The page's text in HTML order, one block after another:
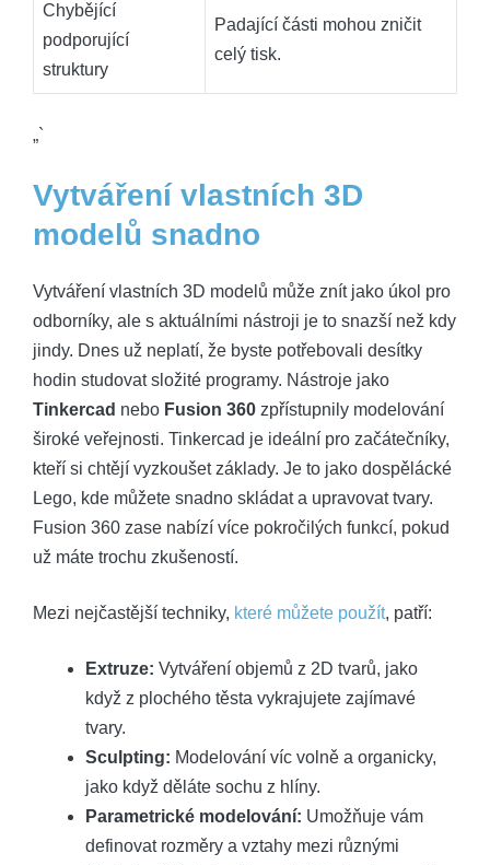
Chybějící
podporující
struktury
Padající části mohou zničit
celý tisk.
„`
Vytváření vlastních 3D
modelů snadno
Vytváření vlastních 3D modelů může znít jako úkol pro
odborníky, ale s aktuálními nástroji je to snazší než kdy
jindy. Dnes už neplatí, že byste potřebovali desítky
hodin studovat složité programy. Nástroje jako
Tinkercad nebo Fusion 360 zpřístupnily modelování
široké veřejnosti. Tinkercad je ideální pro začátečníky,
kteří si chtějí vyzkoušet základy. Je to jako dospělácké
Lego, kde můžete snadno skládat a upravovat tvary.
Fusion 360 zase nabízí více pokročilých funkcí, pokud
už máte trochu zkušeností.
Mezi nejčastější techniky, které můžete použít, patří:
Extruze: Vytváření objemů z 2D tvarů, jako
když z plochého těsta vykrajujete zajímavé
tvary.
Sculpting: Modelování víc volně a organicky,
jako když děláte sochu z hlíny.
Parametrické modelování: Umožňuje vám
definovat rozměry a vztahy mezi různými